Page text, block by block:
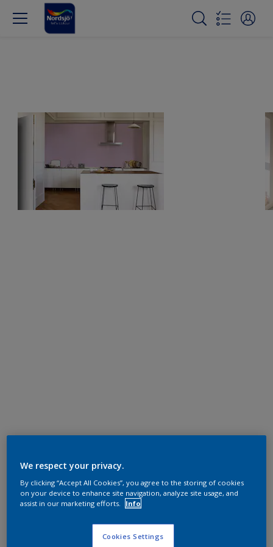
We respect your privacy.
By clicking “Accept All Cookies”, you agree to the storing of cookies
on your device to enhance site navigation, analyze site usage, and
assist in our marketing efforts.
Info
Cookies Settings